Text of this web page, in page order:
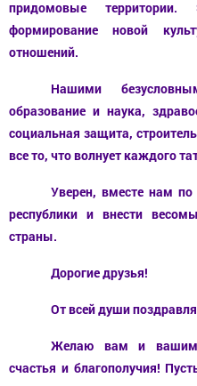
придомовые
формирование новой
отношений.
Нашими
образование и наука,
социальная защита,
все то, что волнует каждого
Уверен,вместе нам по
республики и внести
страны.
Дорогие друзья!
От всей души
Желаю вам и вашим
счастья и благополучия!